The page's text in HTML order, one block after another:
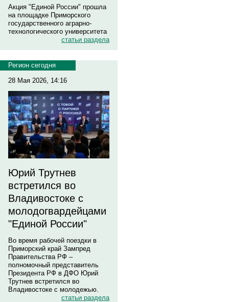
Акция "Единой России" прошла
на площадке Приморского
государственного аграрно-
технологического университета
статьи раздела
Регион сегодня
28 Мая 2026, 14:16
Юрий Трутнев
встретился во
Владивостоке с
молодогвардейцами
"Единой России"
Во время рабочей поездки в
Приморский край Зампред
Правительства РФ –
полномочный представитель
Президента РФ в ДФО Юрий
Трутнев встретился во
Владивостоке с молодежью.
статьи раздела